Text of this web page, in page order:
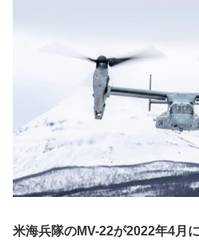
米海兵隊のMV-22が2022年4月